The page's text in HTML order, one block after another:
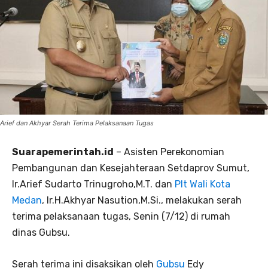
Arief dan Akhyar Serah Terima Pelaksanaan Tugas
Suarapemerintah.id – Asisten Perekonomian
Pembangunan dan Kesejahteraan Setdaprov Sumut,
Ir.Arief Sudarto Trinugroho,M.T. dan Plt Wali Kota
Medan, Ir.H.Akhyar Nasution,M.Si., melakukan serah
terima pelaksanaan tugas, Senin (7/12) di rumah
dinas Gubsu.
Serah terima ini disaksikan oleh Gubsu Edy